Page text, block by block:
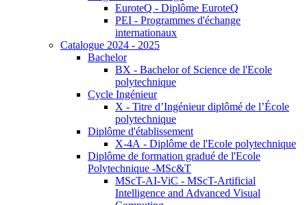
EuroteQ - Diplôme EuroteQ
PEI - Programmes d'échange
internationaux
Catalogue 2024 - 2025
Bachelor
BX - Bachelor of Science de l'Ecole
polytechnique
Cycle Ingénieur
X - Titre d’Ingénieur diplômé de l’École
polytechnique
Diplôme d'établissement
X-4A - Diplôme de l'Ecole polytechnique
Diplôme de formation gradué de l'Ecole
Polytechnique -MSc&T
MScT-AI-ViC - MScT-Artificial
Intelligence and Advanced Visual